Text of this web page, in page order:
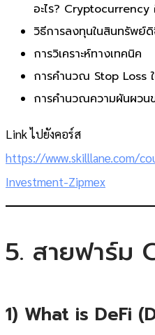
อะไร? Cryptocurrency
วิธีการลงทุนในสินทรัพย์
การวิเคราะห์ทางเทคนิค
การคำนวณ Stop Loss
การคำนวณความผันผว
Link ไปยังคอร์ส
https://www.skilllane.com/
Investment-Zipmex
5. สายฟาร์ม
1) What is DeFi